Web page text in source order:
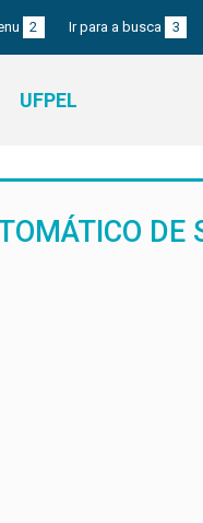
2 Ir para a busca 3
UFPEL
DE